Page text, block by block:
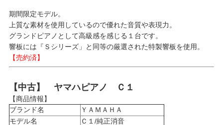
期間限定モデル。
上質な素材を使用しているので優れた音質や表現力。
グランドピアノとして高級感を感じる１台です。
響板には『Ｓシリーズ」と同等の厳選された特製響板を使用。
【売約済】
【中古】 ヤマハピアノ Ｃ１
【商品情報】
ブランド名
ＹＡＭＡＨＡ
モデル名
Ｃ１/純正消音